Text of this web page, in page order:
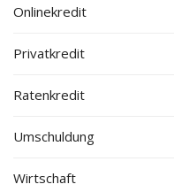
Onlinekredit
Privatkredit
Ratenkredit
Umschuldung
Wirtschaft